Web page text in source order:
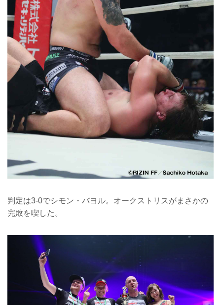
判定は3-0でシモン・バヨル。オークストリスがまさかの
完敗を喫した。